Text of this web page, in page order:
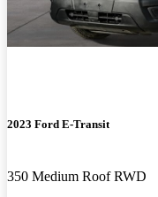
2023 Ford E-Transit
350 Medium Roof RWD